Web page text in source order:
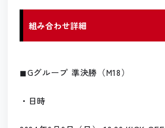
組み合わせ詳細
◼︎Gグループ 準決勝（M18）
・日時